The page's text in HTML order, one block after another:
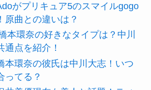
がプリキュア5のスマイルgogo
原曲との違いは？
本環奈の好きなタイプは？中川
通点を紹介！
本環奈の彼氏は中川大志！いつ
ってる？